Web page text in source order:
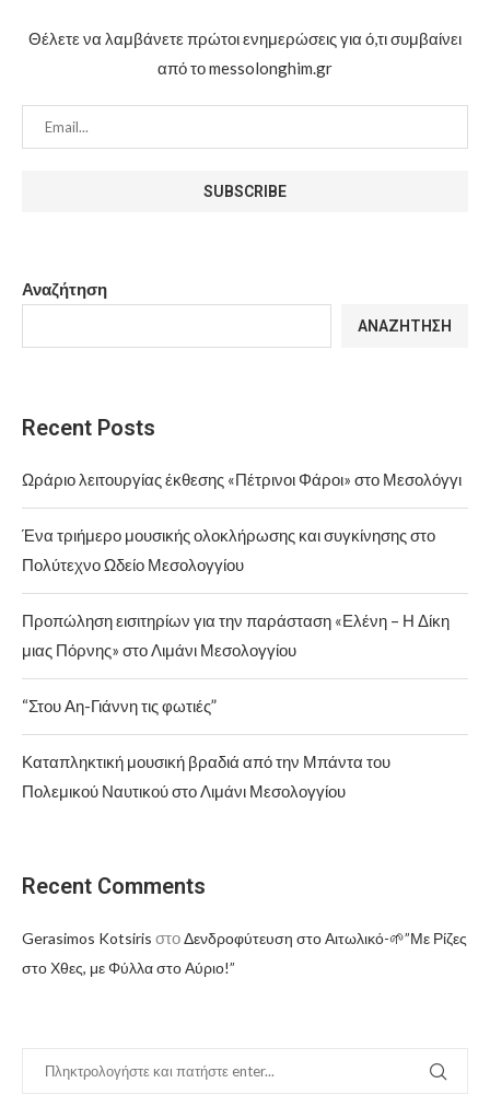
Αναζήτηση
ΑΝΑΖΉΤΗΣΗ
Recent Posts
Ωράριο λειτουργίας έκθεσης «Πέτρινοι Φάροι» στο Μεσολόγγι
Ένα τριήμερο μουσικής ολοκλήρωσης και συγκίνησης στο
Πολύτεχνο Ωδείο Μεσολογγίου
Προπώληση εισιτηρίων για την παράσταση «Ελένη – Η Δίκη
μιας Πόρνης» στο Λιμάνι Μεσολογγίου
“Στου Αη-Γιάννη τις φωτιές”
Καταπληκτική μουσική βραδιά από την Μπάντα του
Πολεμικού Ναυτικού στο Λιμάνι Μεσολογγίου
Recent Comments
Gerasimos Kotsiris στοΔενδροφύτευση στο Αιτωλικό-🌱”Με Ρίζες
στο Χθες, με Φύλλα στο Αύριο!”
Θέλετε να λαμβάνετε πρώτοι ενημερώσεις για ό,τι συμβαίνει
από το messolonghim.gr